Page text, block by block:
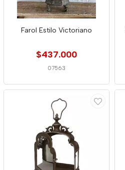
Farol Estilo Victoriano
$437.000
07563